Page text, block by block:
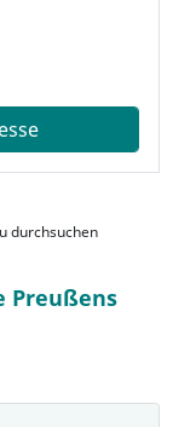
durchsuchen
Preußens